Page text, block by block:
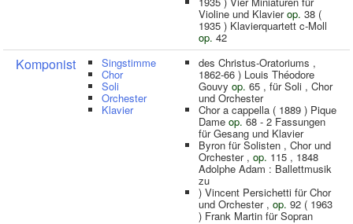
Violine und Klavierop. 38 (
1935 ) Klavierquartett c-Moll
op. 42
Komponist Singstimme
Chor
Soli
Orchester
Klavier
des Christus-Oratoriums ,
1862-66 ) Louis Théodore
Gouvy op. 65 , für Soli , Chor
und Orchester
Chor a cappella ( 1889 ) Pique
Dame op.68 - 2 Fassungen
für Gesang und Klavier
Byron für Solisten , Chor und
Orchester , op. 115 , 1848
Adolphe Adam : Ballettmusik
zu
) Vincent Persichetti für Chor
und Orchester , op. 92 ( 1963
) Frank Martin für Sopran